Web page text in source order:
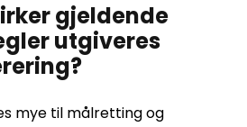
gjeldende
utgiveres
mye til målretting og